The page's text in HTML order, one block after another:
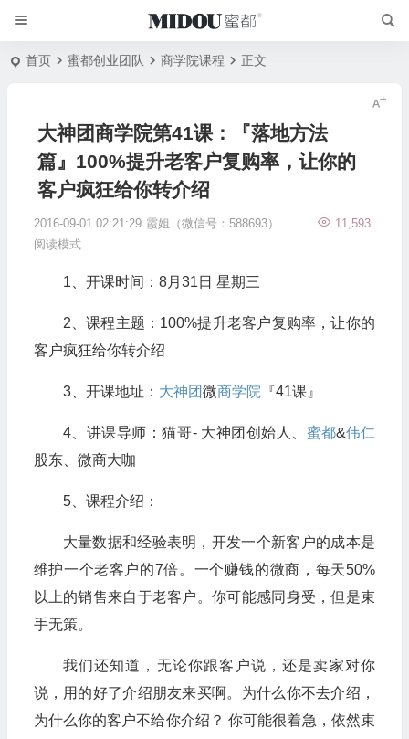
首页 蜜都创业团队 商学院课程 正文
大神团商学院第41课：『落地方法
篇』100%提升老客户复购率，让你的
客户疯狂给你转介绍
2016-09-01 02:21:29 霞姐（微信号：588693）
11,593
阅读模式
1、开课时间：8月31日 星期三
2、课程主题：100%提升老客户复购率，让你的
客户疯狂给你转介绍
3、开课地址： 大神团微商学院 『41课』
4、讲课导师：猫哥- 大神团创始人、 蜜都&伟仁
股东、微商大咖
5、课程介绍：
大量数据和经验表明，开发一个新客户的成本是
维护一个老客户的7倍。一个赚钱的微商，每天50%
以上的销售来自于老客户。你可能感同身受，但是束
手无策。
我们还知道，无论你跟客户说，还是卖家对你
说，用的好了介绍朋友来买啊。为什么你不去介绍，
为什么你的客户不给你介绍？ 你可能很着急，依然束